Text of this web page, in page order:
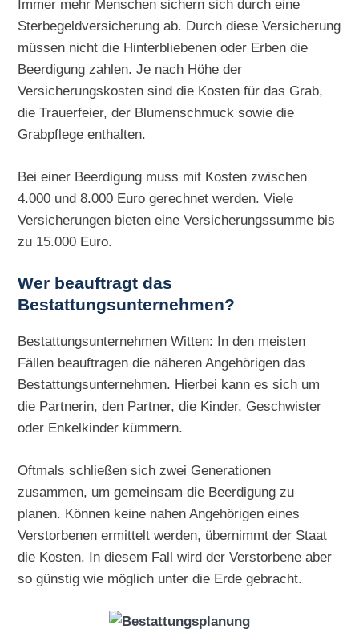
Immer mehr Menschen sichern sich durch eine
Sterbegeldversicherung ab. Durch diese Versicherung
müssen nicht die Hinterbliebenen oder Erben die
Beerdigung zahlen. Je nach Höhe der
Versicherungskosten sind die Kosten für das Grab,
die Trauerfeier, der Blumenschmuck sowie die
Grabpflege enthalten.
Bei einer Beerdigung muss mit Kosten zwischen
4.000 und 8.000 Euro gerechnet werden. Viele
Versicherungen bieten eine Versicherungssumme bis
zu 15.000 Euro.
Wer beauftragt das
Bestattungsunternehmen?
Bestattungsunternehmen Witten: In den meisten
Fällen beauftragen die näheren Angehörigen das
Bestattungsunternehmen. Hierbei kann es sich um
die Partnerin, den Partner, die Kinder, Geschwister
oder Enkelkinder kümmern.
Oftmals schließen sich zwei Generationen
zusammen, um gemeinsam die Beerdigung zu
planen. Können keine nahen Angehörigen eines
Verstorbenen ermittelt werden, übernimmt der Staat
die Kosten. In diesem Fall wird der Verstorbene aber
so günstig wie möglich unter die Erde gebracht.